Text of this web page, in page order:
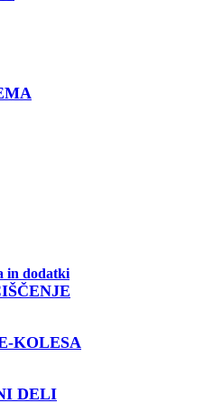
in dodatki
KOLESA
DELI